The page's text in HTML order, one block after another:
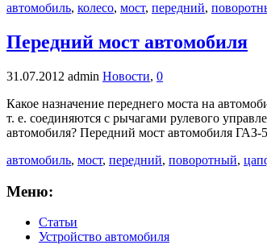
автомобиль, колесо, мост, передний,
Передний мост автомобиля
31.07.2012 admin Новости, 0
Какое назначение переднего моста на
т. е. соединяются с рычагами рулевого
автомобиля? Передний мост автомобиля
автомобиль, мост, передний, поворотный,
Меню:
Статьи
Устройство автомобиля